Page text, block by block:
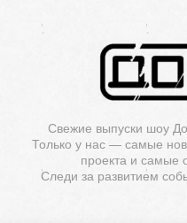
Свежие выпуски шоу
Только у нас — самые
проекта и самые
Следи за развитием